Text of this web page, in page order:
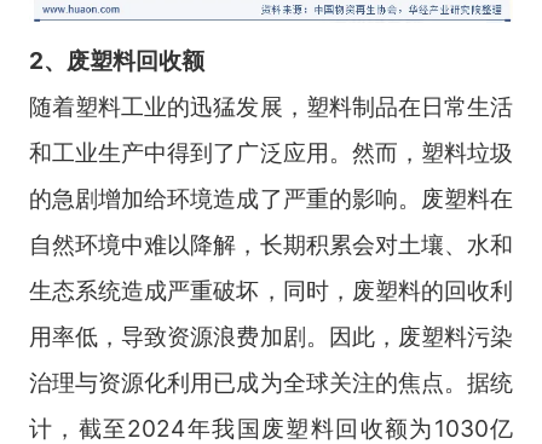
2、废塑料回收额
随着塑料工业的迅猛发展，塑料制品在日常生活
和工业生产中得到了广泛应用。然而，塑料垃圾
的急剧增加给环境造成了严重的影响。废塑料在
自然环境中难以降解，长期积累会对土壤、水和
生态系统造成严重破坏，同时，废塑料的回收利
用率低，导致资源浪费加剧。因此，废塑料污染
治理与资源化利用已成为全球关注的焦点。据统
计，截至2024年我国废塑料回收额为1030亿